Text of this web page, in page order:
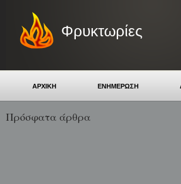
Φρυκτωρίες
ΑΡΧΙΚΗ ΕΝΗΜΕΡΩΣΗ
Πρόσφατα άρθρα